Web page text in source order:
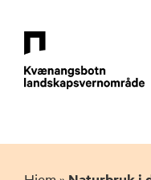
innhold